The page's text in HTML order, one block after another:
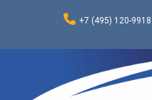
+7 (495) 120-9918